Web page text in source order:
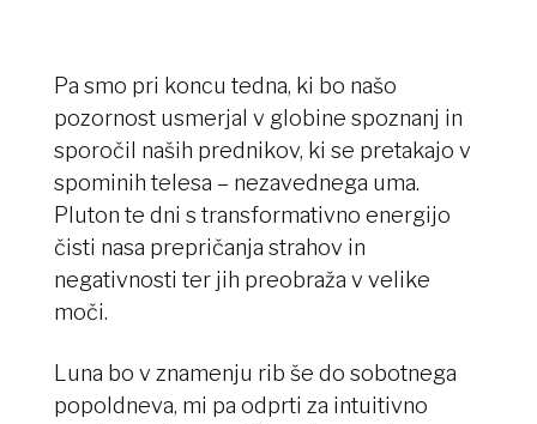
Pa smo pri koncu tedna, ki bo našo
pozornost usmerjal v globine spoznanj in
sporočil naših prednikov, ki se pretakajo v
spominih telesa – nezavednega uma.
Pluton te dni s transformativno energijo
čisti nasa prepričanja strahov in
negativnosti ter jih preobraža v velike
moči.
Luna bo v znamenju rib še do sobotnega
popoldneva, mi pa odprti za intuitivno